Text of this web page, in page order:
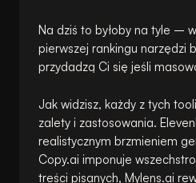
Na dziś to byłoby na tyle –
pierwszej rankingu narzędzi
przydadzą Ci się jeśli
Jak widzisz, każdy z tych
zalety i zastosowania.
realistycznym brzmieniem
Copy.ai imponuje
treści pisanych, Mylens.ai